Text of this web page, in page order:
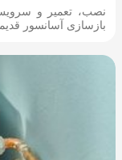
نصب، تعمیر و سرویس
بازسازی آسانسور